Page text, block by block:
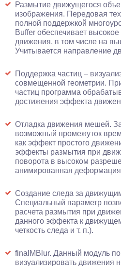
Размытие движущегося
изображения. Передовая
полной поддержкой
Buffer обеспечивает
движения, в том числе на
Учитывается направление
Поддержка частиц –
совмещенной геометрии.
частиц программа
достижения эффекта
Отладка движения мешей.
возможный промежуток
как эффект простого
эффекты размытия при
поворота в высоком
анимированная
Создание следа за
Специальный параметр
расчета размытия при
данного эффекта к
четкость следа и т. п.).
finalMBlur. Данный модуль
визуализировать движения